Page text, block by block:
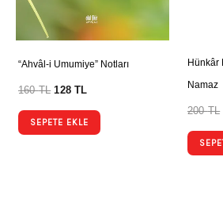
“Ahvâl-i Umumiye” Notları
160TL 128TL
SEPETE EKLE
Hünkâr
Namaz
200TL